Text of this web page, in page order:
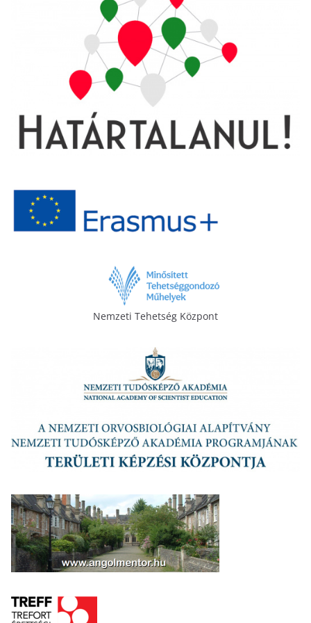
Nemzeti Tehetség Központ